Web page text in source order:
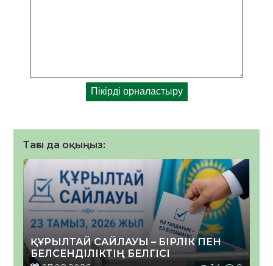
Тағы да оқыңыз:
ҚҰРЫЛТАЙ САЙЛАУЫ – БІРЛІК ПЕН
БЕЛСЕНДІЛІКТІҢ БЕЛГІСІ